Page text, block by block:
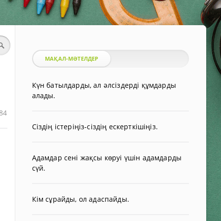
МАҚАЛ-МӘТЕЛДЕР
Күн батылдарды, ал әлсіздерді құмдарды
алады.
Сіздің істеріңіз-сіздің ескерткішіңіз.
Адамдар сені жақсы көруі үшін адамдарды
сүй.
Кім сұрайды, ол адаспайды.